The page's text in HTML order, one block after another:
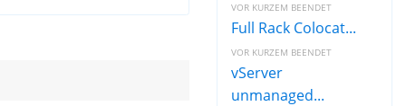
VOR KURZEM BEENDET
Full Rack Colocat...
VOR KURZEM BEENDET
vServer
unmanaged...